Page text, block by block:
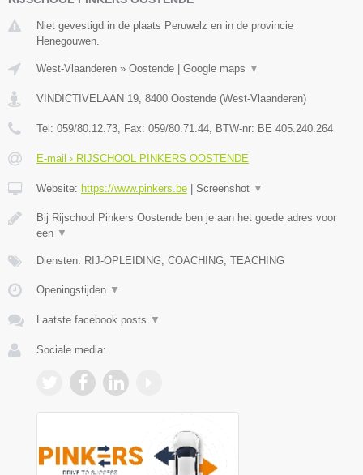
Niet gevestigd in de plaats Peruwelz en in de provincie
Henegouwen.
West-Vlaanderen » Oostende Google maps ▼
VINDICTIVELAAN 19, 8400 Oostende (West-Vlaanderen)
Tel: 059/80.12.73, Fax: 059/80.71.44, BTW-nr: BE 405.240.264
E-mail › RIJSCHOOL PINKERS OOSTENDE
Website: https://www.pinkers.be Screenshot ▼
Bij Rijschool Pinkers Oostende ben je aan het goede adres voor
een ▼
Diensten: RIJ-OPLEIDING, COACHING, TEACHING
Openingstijden ▼
Laatste facebook posts ▼
Sociale media: